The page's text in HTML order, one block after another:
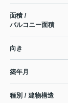
面積 /
バルコニー面積
向き
築年月
種別 / 建物構造